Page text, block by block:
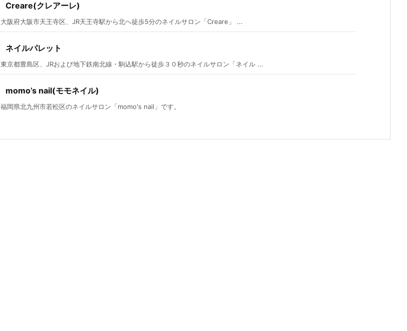
Creare(クレアーレ)
大阪府大阪市天王寺区、JR天王寺駅から北へ徒歩5分のネイルサロン「Creare」 ...
ネイルパレット
東京都豊島区、JRおよび地下鉄南北線・駒込駅から徒歩３０秒のネイルサロン「ネイル ...
momo’s nail(モモネイル)
福岡県北九州市若松区のネイルサロン「momo's nail」です。